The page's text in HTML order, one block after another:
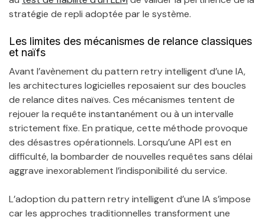
stratégie de repli adoptée par le système.
Les limites des mécanismes de relance classiques
et naïfs
Avant l’avènement du pattern retry intelligent d’une IA,
les architectures logicielles reposaient sur des boucles
de relance dites naïves. Ces mécanismes tentent de
rejouer la requête instantanément ou à un intervalle
strictement fixe. En pratique, cette méthode provoque
des désastres opérationnels. Lorsqu’une API est en
difficulté, la bombarder de nouvelles requêtes sans délai
aggrave inexorablement l’indisponibilité du service.
L’adoption du pattern retry intelligent d’une IA s’impose
car les approches traditionnelles transforment une